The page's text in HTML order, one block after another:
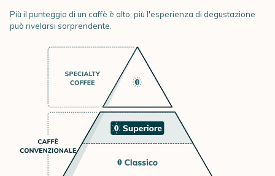
Più il punteggio di un caffè è alto, più l'esperienza di degustazione
può rivelarsi sorprendente.